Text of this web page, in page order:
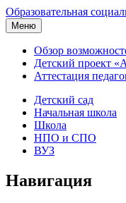
Образовательная
Меню
Обзор
Детский проект
Аттестация
Детский сад
Начальная школа
Школа
НПО и СПО
ВУЗ
Навигация